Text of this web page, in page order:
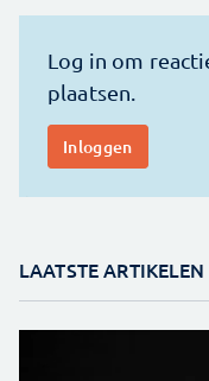
LAATSTE ARTIKELEN